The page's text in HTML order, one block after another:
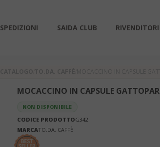
SPEDIZIONI SAIDA CLUB RIVENDITORI
MOCACCINO IN CAPSULE
NON DISPONIBILE
CODICE PRODOTTOG342
MARCATO.DA. CAFFÈ